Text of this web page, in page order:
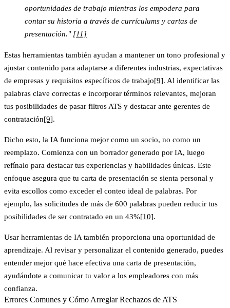
oportunidades de trabajo mientras los empodera para
contar su historia a través de currículums y cartas de
presentación." [11]
Estas herramientas también ayudan a mantener un tono profesional y
ajustar contenido para adaptarse a diferentes industrias, expectativas
de empresas y requisitos específicos de trabajo[9]. Al identificar las
palabras clave correctas e incorporar términos relevantes, mejoran
tus posibilidades de pasar filtros ATS y destacar ante gerentes de
contratación[9].
Dicho esto, la IA funciona mejor como un socio, no como un
reemplazo. Comienza con un borrador generado por IA, luego
refínalo para destacar tus experiencias y habilidades únicas. Este
enfoque asegura que tu carta de presentación se sienta personal y
evita escollos como exceder el conteo ideal de palabras. Por
ejemplo, las solicitudes de más de 600 palabras pueden reducir tus
posibilidades de ser contratado en un 43%[10].
Usar herramientas de IA también proporciona una oportunidad de
aprendizaje. Al revisar y personalizar el contenido generado, puedes
entender mejor qué hace efectiva una carta de presentación,
ayudándote a comunicar tu valor a los empleadores con más
confianza.
Errores Comunes y Cómo Arreglar Rechazos de ATS